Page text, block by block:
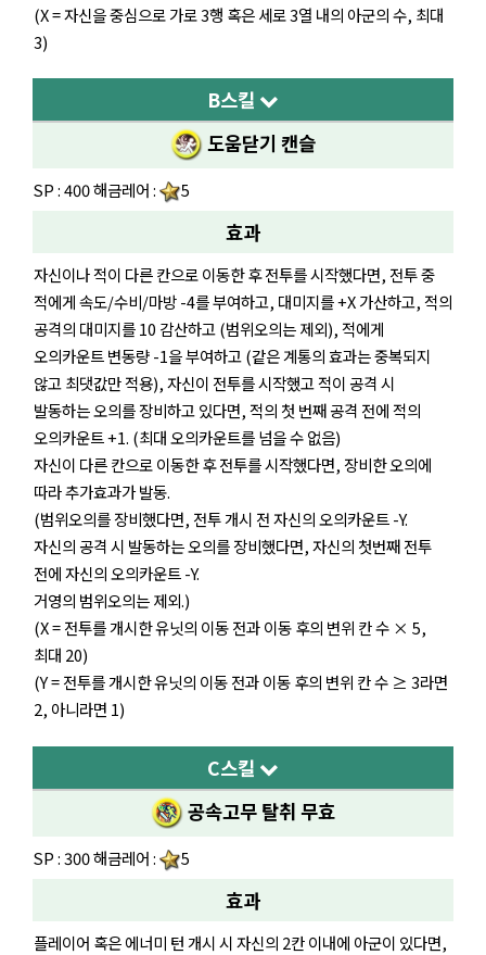
(X = 자신을 중심으로 가로 3행 혹은 세로 3열 내의 아군의 수, 최대
3)
B스킬
도움닫기 캔슬
SP : 400 해금레어 : 5
효과
자신이나 적이 다른 칸으로 이동한 후 전투를 시작했다면, 전투 중
적에게 속도/수비/마방 -4를 부여하고, 대미지를 +X 가산하고, 적의
공격의 대미지를 10 감산하고 (범위오의는 제외), 적에게
오의카운트 변동량 -1을 부여하고 (같은 계통의 효과는 중복되지
않고 최댓값만 적용), 자신이 전투를 시작했고 적이 공격 시
발동하는 오의를 장비하고 있다면, 적의 첫 번째 공격 전에 적의
오의카운트 +1. (최대 오의카운트를 넘을 수 없음)
자신이 다른 칸으로 이동한 후 전투를 시작했다면, 장비한 오의에
따라 추가효과가 발동.
(범위오의를 장비했다면, 전투 개시 전 자신의 오의카운트 -Y.
자신의 공격 시 발동하는 오의를 장비했다면, 자신의 첫번째 전투
전에 자신의 오의카운트 -Y.
거영의 범위오의는 제외.)
(X = 전투를 개시한 유닛의 이동 전과 이동 후의 변위 칸 수 × 5,
최대 20)
(Y = 전투를 개시한 유닛의 이동 전과 이동 후의 변위 칸 수 ≥ 3라면
2, 아니라면 1)
C스킬
공속고무 탈취 무효
SP : 300 해금레어 : 5
효과
플레이어 혹은 에너미 턴 개시 시 자신의 2칸 이내에 아군이 있다면,